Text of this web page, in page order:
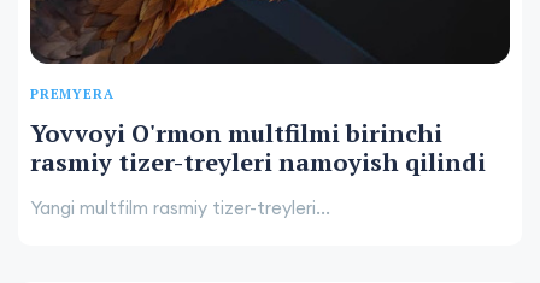
PREMYERA
Yovvoyi O'rmon multfilmi birinchi
rasmiy tizer-treyleri namoyish qilindi
Yangi multfilm rasmiy tizer-treyleri...